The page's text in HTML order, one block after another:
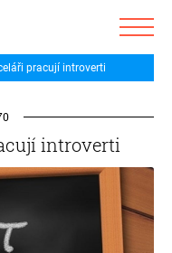
pracují introverti
introverti